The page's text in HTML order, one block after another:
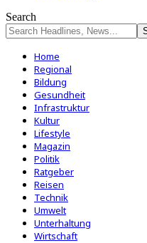
Search
Home
Regional
Bildung
Gesundheit
Infrastruktur
Kultur
Lifestyle
Magazin
Politik
Ratgeber
Reisen
Technik
Umwelt
Unterhaltung
Wirtschaft